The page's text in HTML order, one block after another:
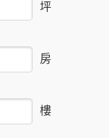
坪
房
樓